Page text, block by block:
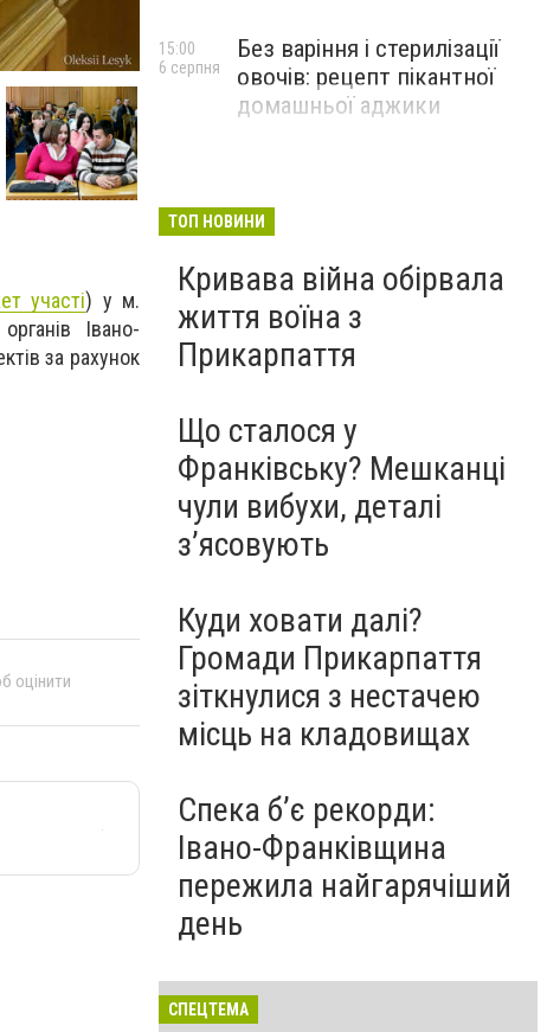
участі) у м.
Івано-
за рахунок
оцінити
Без варіння і стерилізації
овочів: рецепт пікантної
домашньої аджики
15:00
6 серпня
ТОП НОВИНИ
Кривава війна обірвала
життя воїна з
Прикарпаття
Що сталося у
Франківську? Мешканці
чули вибухи, деталі
з’ясовують
Куди ховати далі?
Громади Прикарпаття
зіткнулися з нестачею
місць на кладовищах
Спека б’є рекорди:
Івано-Франківщина
пережила найгарячіший
день
СПЕЦТЕМА